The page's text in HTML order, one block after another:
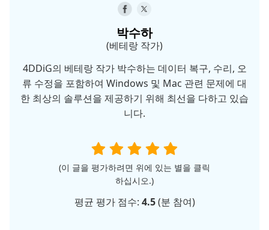
박수하
(베테랑 작가)
4DDiG의 베테랑 작가 박수하는 데이터 복구, 수리, 오
류 수정을 포함하여 Windows 및 Mac 관련 문제에 대
한 최상의 솔루션을 제공하기 위해 최선을 다하고 있습
니다.
(이 글을 평가하려면 위에 있는 별을 클릭
하십시오.)
평균 평가 점수: 4.5(분 참여)